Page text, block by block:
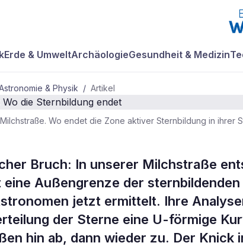
Erde & UmweltArchäologieGesundheit & Medizin
& Physik / Artikel
Wo
Wo endet die Zone aktiver Sternbildung in ihrer
Bruch: In unserer Milchstraße
eine Außengrenze der
jetzt ermittelt. Ihre
der Sterne eine U-förmige
hin ab, dann wieder zu. Der